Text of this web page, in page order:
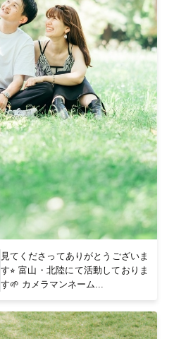
見てくださってありがとうございま
す⭐︎ 富山・北陸にて活動しておりま
す🌱 カメラマンネーム...